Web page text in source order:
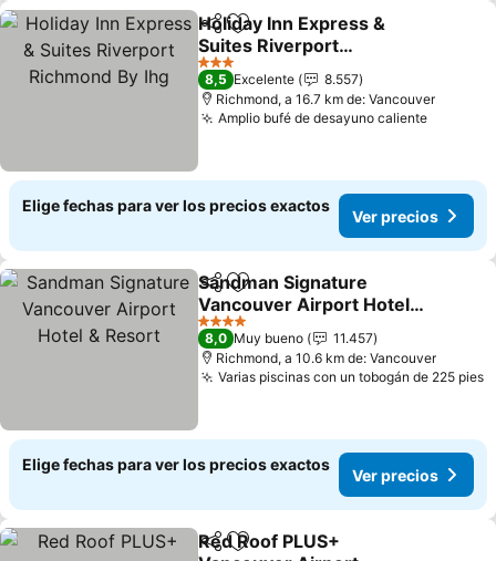
CompartirAgregar a favoritos
Holiday Inn Express &
Suites Riverport
Richmond By Ihg
Ver precios
3 Estrellas
8,5 Excelente
8.557
Richmond, a 16.7 km de: Vancouver
Amplio bufé de desayuno calienteVer
Elige fechas para ver los precios exactos
Ver precios
CompartirAgregar a favoritos
Sandman Signature
Vancouver Airport Hotel
& Resort
Ver precios
4 Estrellas
8,0 Muy bueno
11.457
Richmond, a 10.6 km de: Vancouver
Varias piscinas con un tobogán de 225 pies
Elige fechas para ver los precios exactos
Ver precios
CompartirAgregar a favoritos
Red Roof PLUS+